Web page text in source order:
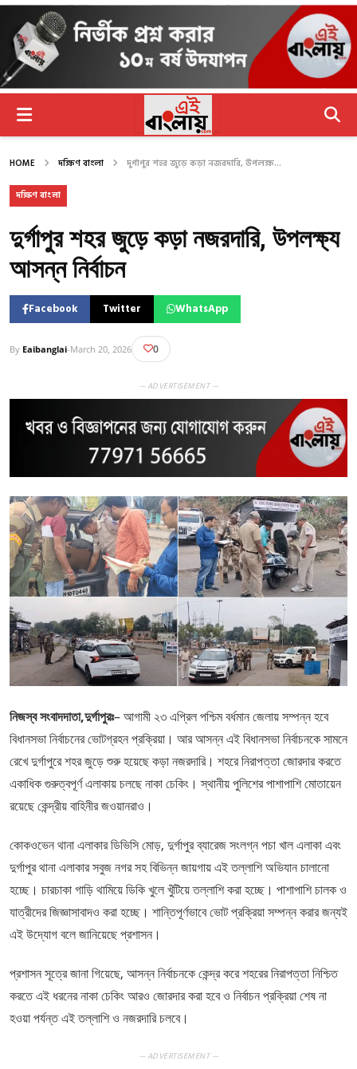
HOME দক্ষিণ বাংলা দুর্গাপুর শহর জুড়ে কড়া নজরদারি, উপলক্ষ...
দক্ষিণ বাংলা
দুর্গাপুর শহর জুড়ে কড়া নজরদারি, উপলক্ষ্য
আসন্ন নির্বাচন
Facebook Twitter WhatsApp
By Eaibanglai-March 20, 2026 0
— ADVERTISEMENT —
নিজস্ব সংবাদদাতা,দুর্গাপুরঃ– আগামী ২৩ এপ্রিল পশ্চিম বর্ধমান জেলায় সম্পন্ন হবে
বিধানসভা নির্বাচনের ভোটগ্রহন প্রক্রিয়া। আর আসন্ন এই বিধানসভা নির্বাচনকে সামনে
রেখে দুর্গাপুরে শহর জুড়ে শুরু হয়েছে কড়া নজরদারি। শহরে নিরাপত্তা জোরদার করতে
একাধিক গুরুত্বপূর্ণ এলাকায় চলছে নাকা চেকিং। স্থানীয় পুলিশের পাশাপাশি মোতায়েন
রয়েছে কেন্দ্রীয় বাহিনীর জওয়ানরাও।
কোকওভেন থানা এলাকার ডিভিসি মোড়, দুর্গাপুর ব্যারেজ সংলগ্ন পচা খাল এলাকা এবং
দুর্গাপুর থানা এলাকার সবুজ নগর সহ বিভিন্ন জায়গায় এই তল্লাশি অভিযান চালানো
হচ্ছে। চারচাকা গাড়ি থামিয়ে ডিকি খুলে খুঁটিয়ে তল্লাশি করা হচ্ছে। পাশাপাশি চালক ও
যাত্রীদের জিজ্ঞাসাবাদও করা হচ্ছে। শান্তিপূর্ণভাবে ভোট প্রক্রিয়া সম্পন্ন করার জন্যই
এই উদ্যোগ বলে জানিয়েছে প্রশাসন।
প্রশাসন সূত্রে জানা গিয়েছে, আসন্ন নির্বাচনকে কেন্দ্র করে শহরের নিরাপত্তা নিশ্চিত
করতে এই ধরনের নাকা চেকিং আরও জোরদার করা হবে ও নির্বাচন প্রক্রিয়া শেষ না
হওয়া পর্যন্ত এই তল্লাশি ও নজরদারি চলবে।
— ADVERTISEMENT —